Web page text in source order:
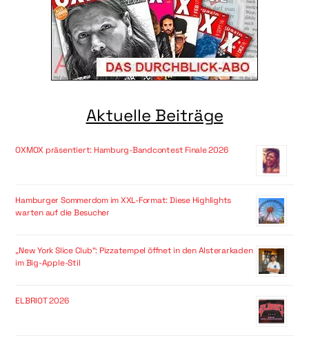
Aktuelle Beiträge
OXMOX präsentiert: Hamburg-Bandcontest Finale 2026
Hamburger Sommerdom im XXL-Format: Diese Highlights
warten auf die Besucher
„New York Slice Club“: Pizzatempel öffnet in den Alsterarkaden
im Big-Apple-Stil
ELBRIOT 2026